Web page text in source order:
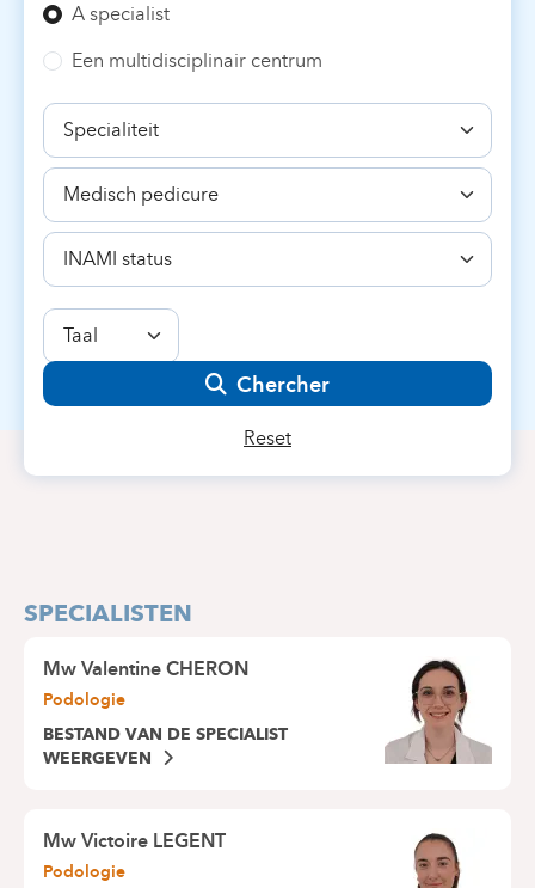
A specialist
Een multidisciplinair centrum
Specialiteit
Bekwaamheid
INAMI
status
Taal
Chercher
Reset
SPECIALISTEN
MwValentine CHERON
Podologie
BESTAND VAN DE SPECIALIST
WEERGEVEN
MwVictoire LEGENT
Podologie